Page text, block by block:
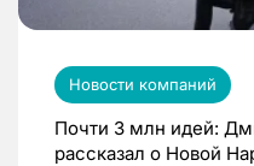
Новости компаний
Почти 3 млн идей:
рассказал о Новой